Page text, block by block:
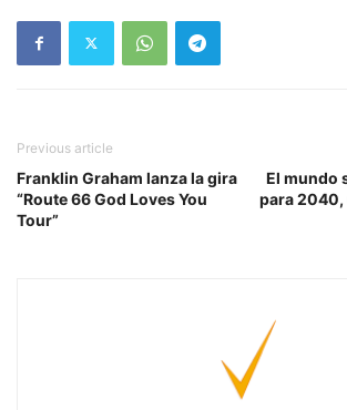
Previous article
Franklin Graham lanza la gira
“Route 66 God Loves You
Tour”
El mundo
para 2040,